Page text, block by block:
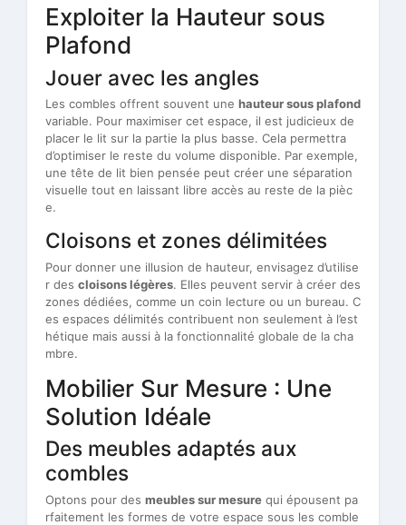
Exploiter la Hauteur sous
Plafond
Jouer avec les angles
Les combles offrent souvent une hauteur sous plafond
variable. Pour maximiser cet espace, il est judicieux de
placer le lit sur la partie la plus basse. Cela permettra
d’optimiser le reste du volume disponible. Par exemple,
une tête de lit bien pensée peut créer une séparation
visuelle tout en laissant libre accès au reste de la pièc
e.
Cloisons et zones délimitées
Pour donner une illusion de hauteur, envisagez d’utilise
r des cloisons légères. Elles peuvent servir à créer des
zones dédiées, comme un coin lecture ou un bureau. C
es espaces délimités contribuent non seulement à l’est
hétique mais aussi à la fonctionnalité globale de la cha
mbre.
Mobilier Sur Mesure : Une
Solution Idéale
Des meubles adaptés aux
combles
Optons pour des meubles sur mesure qui épousent pa
rfaitement les formes de votre espace sous les comble